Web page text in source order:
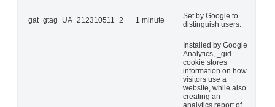
_gat_gtag_UA_212310511_2 1 minute
Set by Google to
distinguish users.
Installed by Google
Analytics, _gid
cookie stores
information on how
visitors use a
website, while also
creating an
analytics report of